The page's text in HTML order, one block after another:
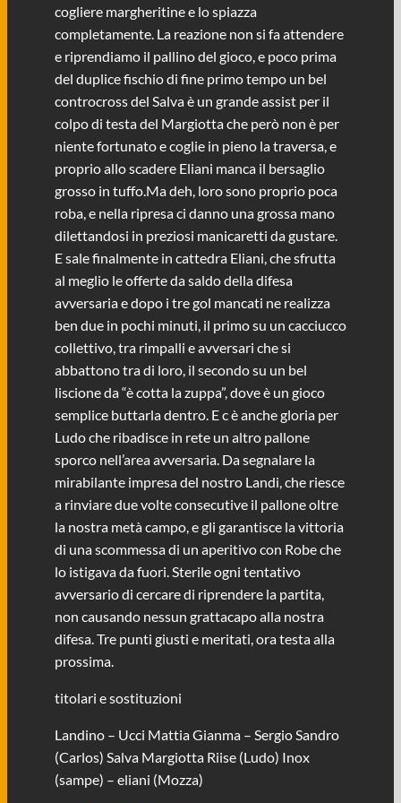
cogliere margheritine e lo spiazza
completamente. La reazione non si fa attendere
e riprendiamo il pallino del gioco, e poco prima
del duplice fischio di fine primo tempo un bel
controcross del Salva è un grande assist per il
colpo di testa del Margiotta che però non è per
niente fortunato e coglie in pieno la traversa, e
proprio allo scadere Eliani manca il bersaglio
grosso in tuffo.Ma deh, loro sono proprio poca
roba, e nella ripresa ci danno una grossa mano
dilettandosi in preziosi manicaretti da gustare.
E sale finalmente in cattedra Eliani, che sfrutta
al meglio le offerte da saldo della difesa
avversaria e dopo i tre gol mancati ne realizza
ben due in pochi minuti, il primo su un cacciucco
collettivo, tra rimpalli e avversari che si
abbattono tra di loro, il secondo su un bel
liscione da “è cotta la zuppa”, dove è un gioco
semplice buttarla dentro. E c è anche gloria per
Ludo che ribadisce in rete un altro pallone
sporco nell’area avversaria. Da segnalare la
mirabilante impresa del nostro Landi, che riesce
a rinviare due volte consecutive il pallone oltre
la nostra metà campo, e gli garantisce la vittoria
di una scommessa di un aperitivo con Robe che
lo istigava da fuori. Sterile ogni tentativo
avversario di cercare di riprendere la partita,
non causando nessun grattacapo alla nostra
difesa. Tre punti giusti e meritati, ora testa alla
prossima.
titolari e sostituzioni
Landino – Ucci Mattia Gianma – Sergio Sandro
(Carlos) Salva Margiotta Riise (Ludo) Inox
(sampe) – eliani (Mozza)